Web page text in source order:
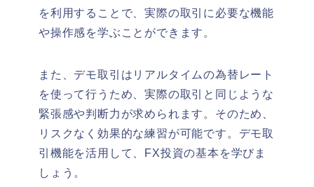
を利用することで、実際の取引に必要な機能
や操作感を学ぶことができます。
また、デモ取引はリアルタイムの為替レート
を使って行うため、実際の取引と同じような
緊張感や判断力が求められます。そのため、
リスクなく効果的な練習が可能です。デモ取
引機能を活用して、FX投資の基本を学びま
しょう。